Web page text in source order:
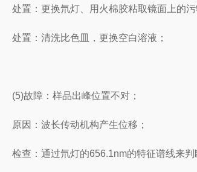
处置：更换氘灯、用火棉胶粘取镜面上的
处置：清洗比色皿，更换空白溶液；
(5)故障：样品出峰位置不对；
原因：波长传动机构产生位移；
检查：通过氘灯的656.1nm的特征谱线来判